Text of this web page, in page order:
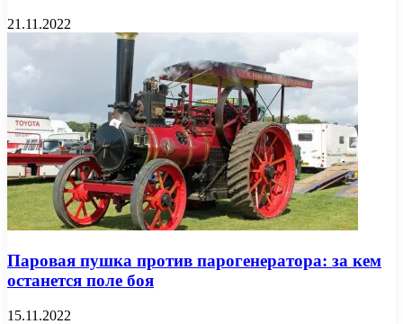
21.11.2022
Паровая пушка против парогенератора: за кем
останется поле боя
15.11.2022